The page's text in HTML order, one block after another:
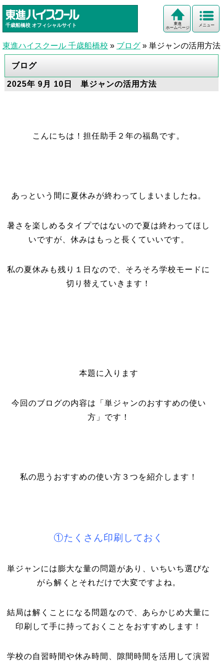
千歳船橋校 オフィシャルサイト メニュー
東進
ホームページ
東進ハイスクール 千歳船橋校 » ブログ » 単ジャンの活用方法
ブログ
2025年 9月 10日 単ジャンの活用方法
こんにちは！担任助手２年の福島です。
あっという間に夏休みが終わってしまいましたね。
暑さを楽しめるタイプではないので夏は終わってほし
いですが、休みはもっと長くていいです。
私の夏休みも残り１日なので、そろそろ学校モードに
切り替えていきます！
本題に入ります
今回のブログの内容は「単ジャンのおすすめの使い
方」です！
私の思うおすすめの使い方３つを紹介します！
①たくさん印刷しておく
単ジャンには膨大な量の問題があり、いちいち選びな
がら解くとそれだけで大変ですよね。
結局は解くことになる問題なので、あらかじめ大量に
印刷して手に持っておくことをおすすめします！
学校の自習時間や休み時間、隙間時間を活用して演習